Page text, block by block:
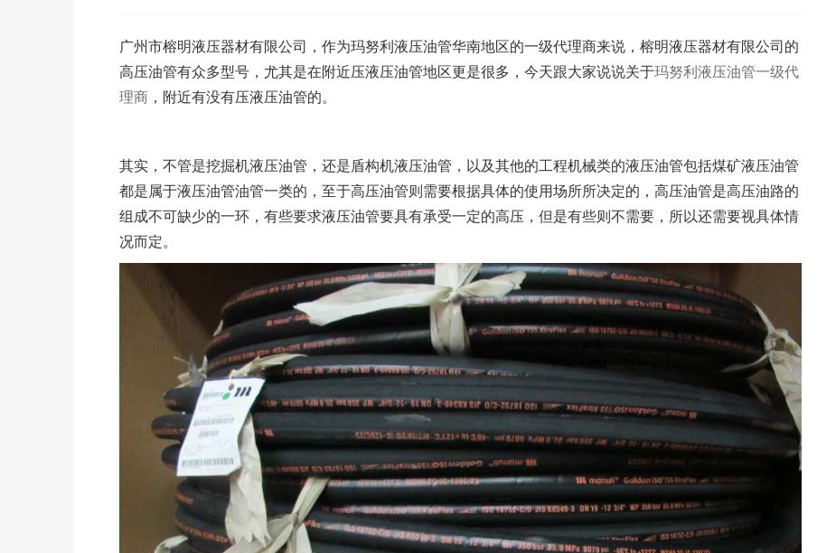
广州市榕明液压器材有限公司，作为玛努利液压油管华南地区的一级代理商来说，榕明液压器材有限公司的
高压油管有众多型号，尤其是在附近压液压油管地区更是很多，今天跟大家说说关于玛努利液压油管一级代
理商 ，附近有没有压液压油管的。
其实，不管是挖掘机液压油管，还是盾构机液压油管，以及其他的工程机械类的液压油管包括煤矿液压油管
都是属于液压油管油管一类的，至于高压油管则需要根据具体的使用场所所决定的，高压油管是高压油路的
组成不可缺少的一环，有些要求液压油管要具有承受一定的高压，但是有些则不需要，所以还需要视具体情
况而定。